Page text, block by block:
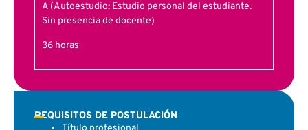
A (Autoestudio: Estudio personal del estudiante.
Sin presencia de docente)
36 horas
REQUISITOS DE POSTULACIÓN